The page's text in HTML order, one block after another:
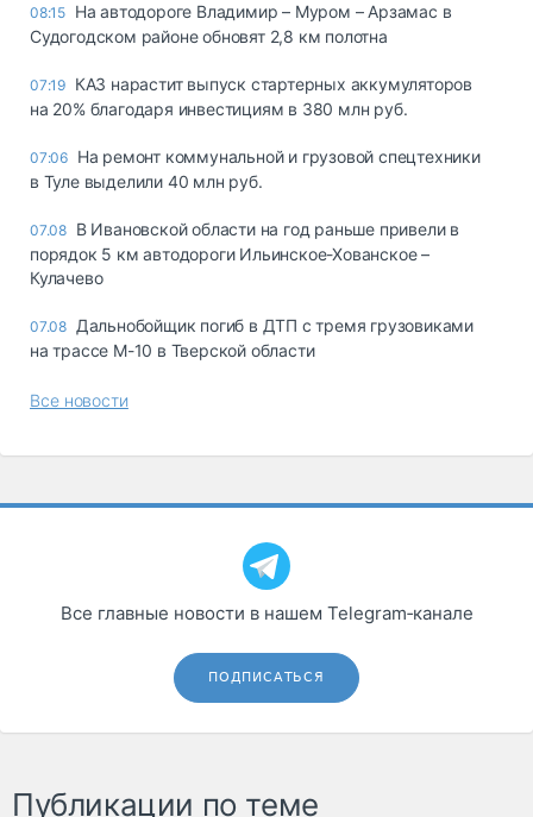
08:15 На автодороге Владимир – Муром – Арзамас в
Судогодском районе обновят 2,8 км полотна
07:19 КАЗ нарастит выпуск стартерных аккумуляторов
на 20% благодаря инвестициям в 380 млн руб.
07:06 На ремонт коммунальной и грузовой спецтехники
в Туле выделили 40 млн руб.
07.08 В Ивановской области на год раньше привели в
порядок 5 км автодороги Ильинское-Хованское –
Кулачево
07.08 Дальнобойщик погиб в ДТП с тремя грузовиками
на трассе М-10 в Тверской области
Все новости
Все главные новости в нашем Telegram‑канале
ПОДПИСАТЬСЯ
Публикации по теме